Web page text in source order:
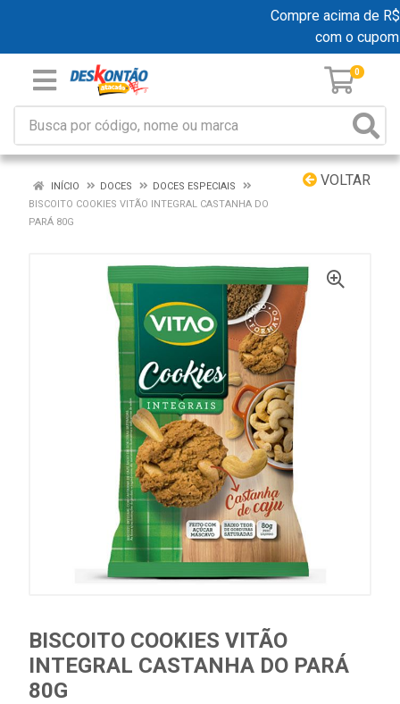
Compre acima de
com o cupom
0
VOLTAR
INÍCIO DOCES
DOCES ESPECIAIS
BISCOITO COOKIES VITÃO INTEGRAL CASTANHA DO
PARÁ 80G
BISCOITO COOKIES VITÃO
INTEGRAL CASTANHA DO PARÁ
80G